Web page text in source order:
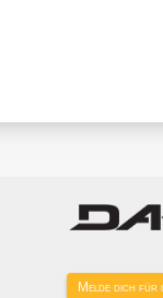
Melde dich für